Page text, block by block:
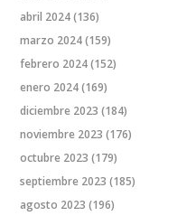
abril 2024(136)
marzo 2024(159)
febrero 2024(152)
enero 2024(169)
diciembre 2023 (184)
noviembre 2023 (176)
octubre 2023 (179)
septiembre 2023 (185)
agosto 2023 (196)